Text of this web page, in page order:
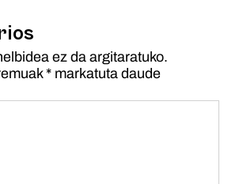
ez da argitaratuko.
* markatuta daude